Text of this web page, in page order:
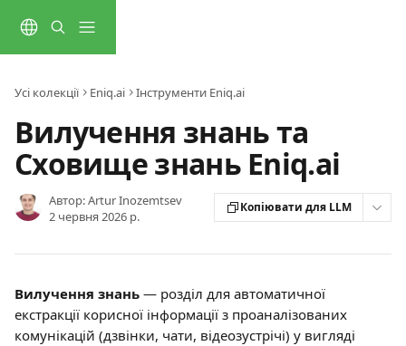
Усі колекції Eniq.ai Інструменти Eniq.ai
Вилучення знань та
Сховище знань Eniq.ai
Автор:Artur Inozemtsev
2 червня 2026 р.
Копіювати для LLM
Вилучення знань — розділ для автоматичної
екстракції корисної інформації з проаналізованих
комунікацій (дзвінки, чати, відеозустрічі) у вигляді